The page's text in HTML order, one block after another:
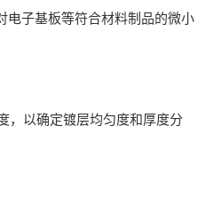
电子基板等符合材料制品的微小
，以确定镀层均匀度和厚度分